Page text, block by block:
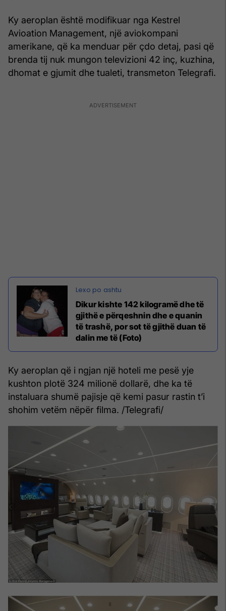
Ky aeroplan është modifikuar nga Kestrel
Avioation Management, një aviokompani
amerikane, që ka menduar për çdo detaj, pasi që
brenda tij nuk mungon televizioni 42 inç, kuzhina,
dhomat e gjumit dhe tualeti, transmeton Telegrafi.
Dikur kishte 142 kilogramë dhe të
gjithë e përqeshnin dhe e quanin
të trashë, por sot të gjithë duan të
dalin me të (Foto)
Ky aeroplan që i ngjan një hoteli me pesë yje
kushton plotë 324 milionë dollarë, dhe ka të
instaluara shumë pajisje që kemi pasur rastin t’i
shohim vetëm nëpër filma. /Telegrafi/